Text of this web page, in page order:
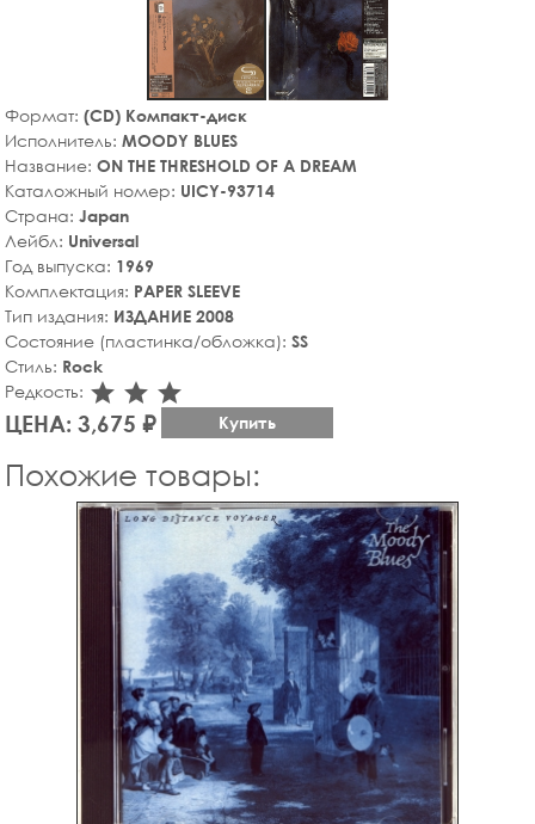
Формат: (CD) Компакт-диск
Исполнитель: MOODY BLUES
Название: ON THE THRESHOLD OF A DREAM
Каталожный номер: UICY-93714
Страна: Japan
Лейбл: Universal
Год выпуска: 1969
Комплектация: PAPER SLEEVE
Тип издания: ИЗДАНИЕ 2008
Состояние (пластинка/обложка): SS
Стиль: Rock
Редкость: star_rate
star_rate
star_rate
ЦЕНА: 3,675 ₽ Купить
Похожие товары: